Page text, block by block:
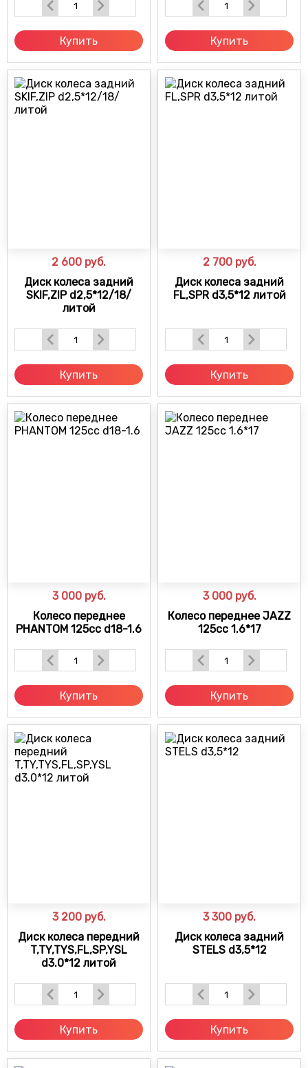
Купить Купить
2 600 руб.
Диск колеса задний
SKIF,ZIP d2,5*12/18/
литой
Купить
2 700 руб.
Диск колеса задний
FL,SPR d3,5*12 литой
Купить
3 000 руб.
Колесо переднее
PHANTOM 125cc d18-1.6
Купить
3 000 руб.
Колесо переднее JAZZ
125cc 1.6*17
Купить
3 200 руб.
Диск колеса передний
T,TY,TYS,FL,SP,YSL
d3.0*12 литой
Купить
3 300 руб.
Диск колеса задний
STELS d3,5*12
Купить